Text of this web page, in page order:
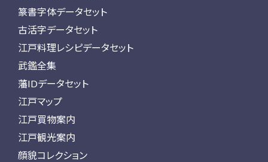
篆書字体データセット
古活字データセット
江戸料理レシピデータセット
武鑑全集
藩IDデータセット
江戸マップ
江戸買物案内
江戸観光案内
顔貌コレクション